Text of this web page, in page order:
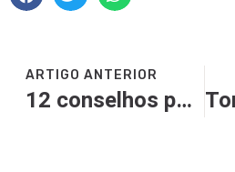
ARTIGO ANTERIOR
12 conselhos para uma boa pregação